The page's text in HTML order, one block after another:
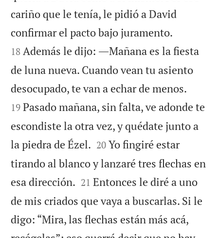
cariño que le tenía, le pidió a David
confirmar el pacto bajo juramento.
18 Además le dijo: ―Mañana es la fiesta
de luna nueva. Cuando vean tu asiento
desocupado, te van a echar de menos.
19 Pasado mañana, sin falta, ve adonde te
escondiste la otra vez, y quédate junto a
la piedra de Ézel. 

20 Yo fingiré estar
tirando al blanco y lanzaré tres flechas en
esa dirección. 

21 Entonces le diré a uno
de mis criados que vaya a buscarlas. Si le
digo: “Mira, las flechas están más acá,